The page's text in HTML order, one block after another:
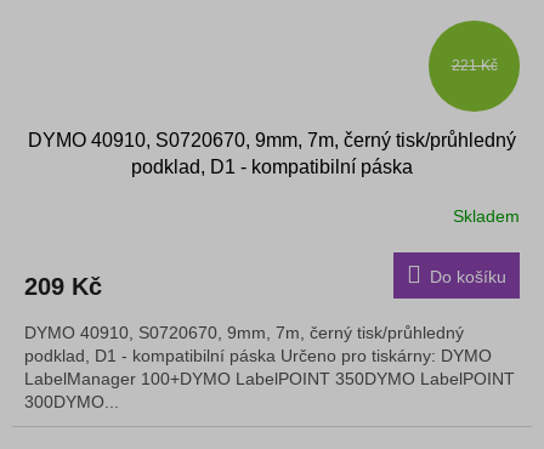
221 Kč
DYMO 40910, S0720670, 9mm, 7m, černý tisk/průhledný
podklad, D1 - kompatibilní páska
Skladem
209 Kč Do košíku
DYMO 40910, S0720670, 9mm, 7m, černý tisk/průhledný
podklad, D1 - kompatibilní páska Určeno pro tiskárny: DYMO
LabelManager 100+DYMO LabelPOINT 350DYMO LabelPOINT
300DYMO...